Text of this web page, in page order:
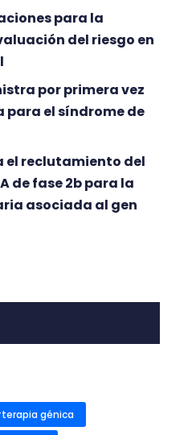
para la
del riesgo en
por primera vez
el síndrome de
el reclutamiento del
de fase 2b para la
asociada al gen
génica